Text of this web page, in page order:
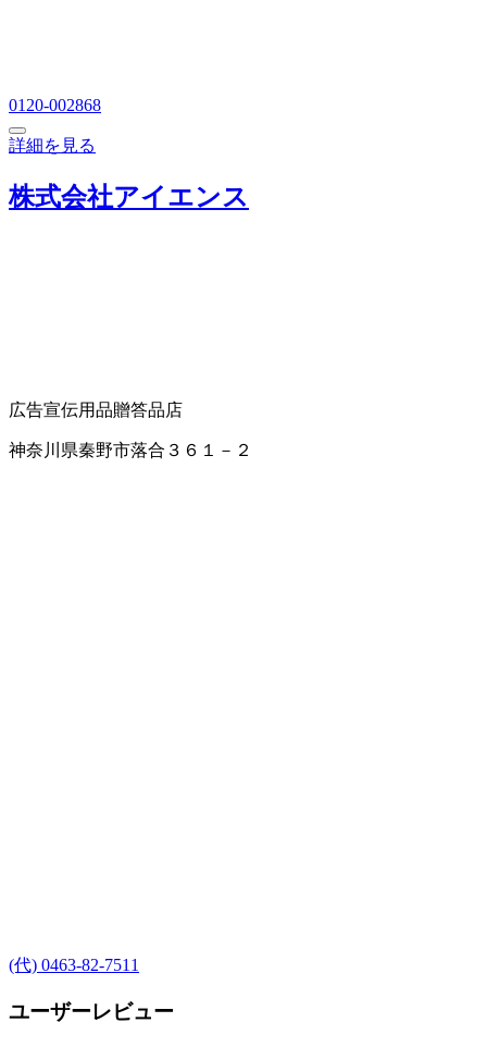
0120-002868
詳細を見る
株式会社アイエンス
広告宣伝用品贈答品店
神奈川県秦野市落合３６１－２
(代) 0463-82-7511
ユーザーレビュー